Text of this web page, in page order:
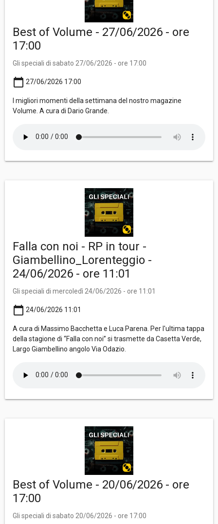
Best of Volume - 27/06/2026 - ore
17:00
Gli speciali di sabato 27/06/2026 - ore 17:00
calendar_today 27/06/2026 17:00
I migliori momenti della settimana del nostro magazine
Volume. A cura di Dario Grande.
Falla con noi - RP in tour -
Giambellino_Lorenteggio -
24/06/2026 - ore 11:01
Gli speciali di mercoledì 24/06/2026 - ore 11:01
calendar_today 24/06/2026 11:01
A cura di Massimo Bacchetta e Luca Parena. Per l'ultima tappa
della stagione di “Falla con noi” si trasmette da Casetta Verde,
Largo Giambellino angolo Via Odazio.
Best of Volume - 20/06/2026 - ore
17:00
Gli speciali di sabato 20/06/2026 - ore 17:00